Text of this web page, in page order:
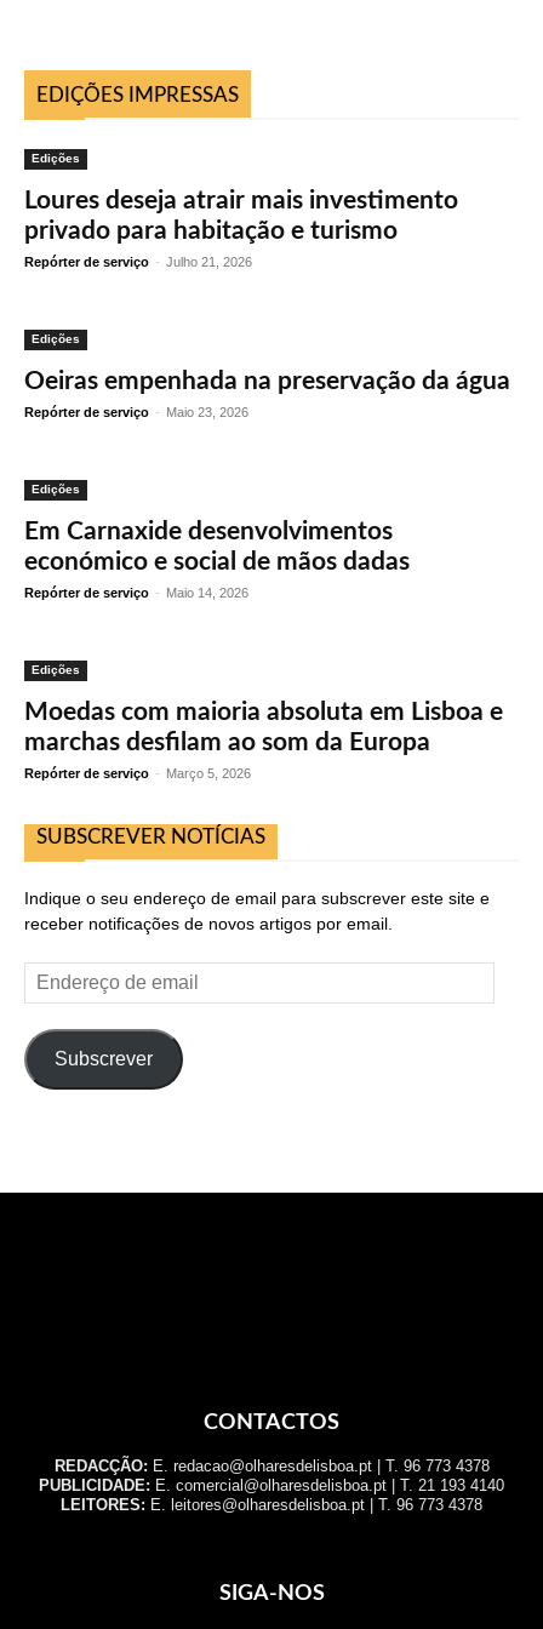
EDIÇÕES IMPRESSAS
Edições
Loures deseja atrair mais investimento
privado para habitação e turismo
Repórter de serviço - Julho 21, 2026
Edições
Oeiras empenhada na preservação da água
Repórter de serviço - Maio 23, 2026
Edições
Em Carnaxide desenvolvimentos
económico e social de mãos dadas
Repórter de serviço - Maio 14, 2026
Edições
Moedas com maioria absoluta em Lisboa e
marchas desfilam ao som da Europa
Repórter de serviço - Março 5, 2026
SUBSCREVER NOTÍCIAS
Indique o seu endereço de email para subscrever este site e
receber notificações de novos artigos por email.
Endereço
de
Subscrever
CONTACTOS
REDACÇÃO: E. redacao@olharesdelisboa.pt | T. 96 773 4378
PUBLICIDADE: E. comercial@olharesdelisboa.pt | T. 21 193 4140
LEITORES: E. leitores@olharesdelisboa.pt | T. 96 773 4378
SIGA-NOS